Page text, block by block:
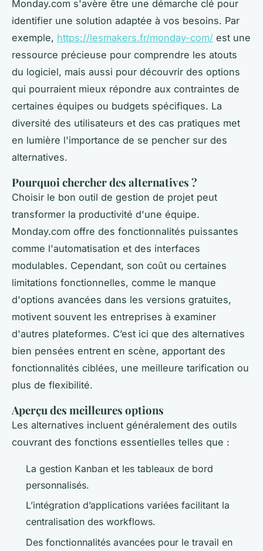
Monday.com s'avère être une démarche clé pour
identifier une solution adaptée à vos besoins. Par
exemple, https://lesmakers.fr/monday-com/ est une
ressource précieuse pour comprendre les atouts
du logiciel, mais aussi pour découvrir des options
qui pourraient mieux répondre aux contraintes de
certaines équipes ou budgets spécifiques. La
diversité des utilisateurs et des cas pratiques met
en lumière l'importance de se pencher sur des
alternatives.
Pourquoi chercher des alternatives ?
Choisir le bon outil de gestion de projet peut
transformer la productivité d'une équipe.
Monday.com offre des fonctionnalités puissantes
comme l'automatisation et des interfaces
modulables. Cependant, son coût ou certaines
limitations fonctionnelles, comme le manque
d'options avancées dans les versions gratuites,
motivent souvent les entreprises à examiner
d'autres plateformes. C’est ici que des alternatives
bien pensées entrent en scène, apportant des
fonctionnalités ciblées, une meilleure tarification ou
plus de flexibilité.
Aperçu des meilleures options
Les alternatives incluent généralement des outils
couvrant des fonctions essentielles telles que :
La gestion Kanban et les tableaux de bord
personnalisés.
L’intégration d’applications variées facilitant la
centralisation des workflows.
Des fonctionnalités avancées pour le travail en